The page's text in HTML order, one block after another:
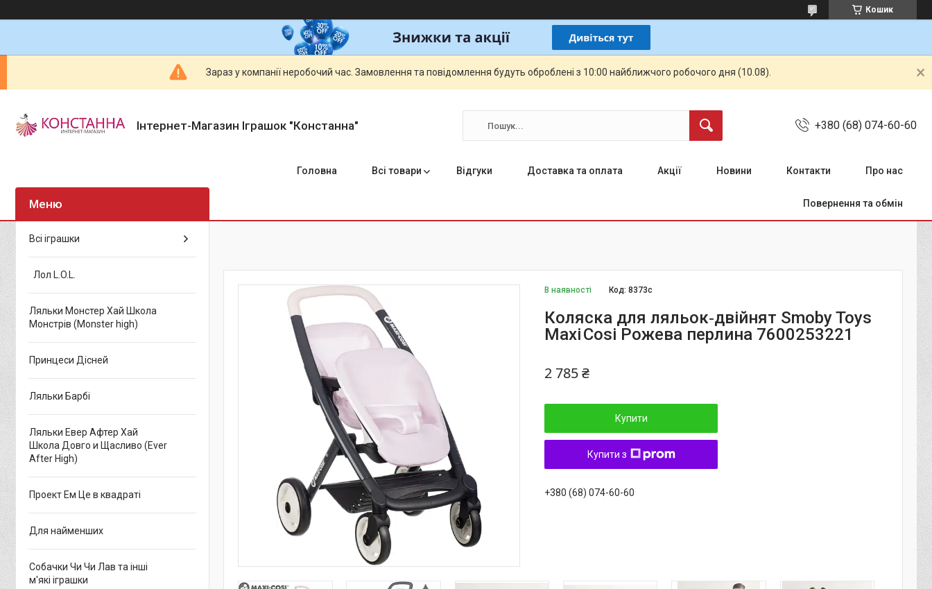
Кошик
Зараз у компанії неробочий час. Замовлення та повідомлення будуть оброблені з 10:00 найближчого робочого дня (10.08).
Інтернет-Магазин Іграшок "Констанна" +380 (68) 074-60-60
Головна Всі товари Відгуки Доставка та оплата Акції Новини Контакти Про нас
Повернення та обмін
В наявності Код:8373c
Коляска для ляльок‑двійнят Smoby Toys
Maxi Cosi Рожева перлина 7600253221
2 785 ₴
Купити
Купити з
+380 (68) 074-60-60
Всі іграшки
Лол L.O.L.
Ляльки Монстер Хай Школа
Монстрів (Monster high)
Принцеси Дісней
Ляльки Барбі
Ляльки Евер Афтер Хай
Школа Довго и Щасливо (Ever
After High)
Проект Ем Це в квадраті
Для найменших
Собачки Чи Чи Лав та інші
м'які іграшки